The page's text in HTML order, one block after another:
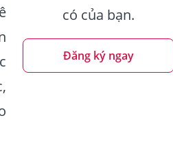
có của bạn.
Đăng ký ngay